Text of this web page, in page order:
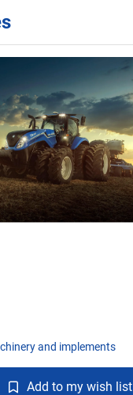
and implements
Add to my wish list